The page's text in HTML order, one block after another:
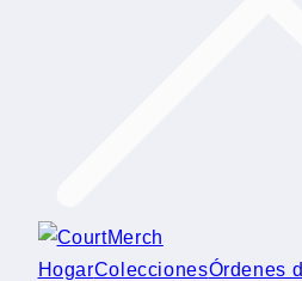
HogarColeccionesÓrdenes